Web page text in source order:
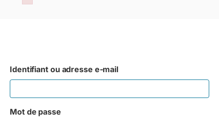
Identifiant ou adresse e-mail
Mot de passe
Failed to initialize plugin: wplink